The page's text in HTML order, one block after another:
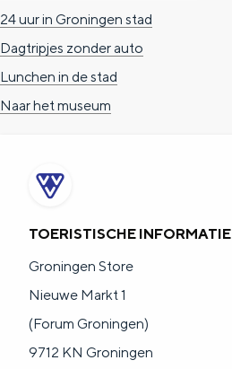
24 uur in Groningen stad
Dagtripjes zonder auto
Lunchen in de stad
Naar het museum
TOERISTISCHE INFORMATIE
Groningen Store
Nieuwe Markt 1
(Forum Groningen)
9712 KN Groningen